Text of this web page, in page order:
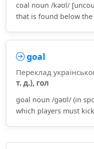
coal noun /kəʊl/
that is found below
goal
Переклад
т. д.), гол
goal noun /ɡəʊl/ (in
which players must